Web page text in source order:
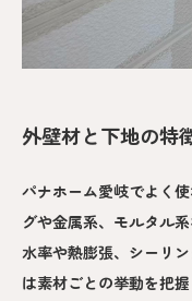
外壁材と下地の特
パナホーム愛岐でよく
グや金属系、モルタル
水率や熱膨張、シーリ
は素材ごとの挙動を把